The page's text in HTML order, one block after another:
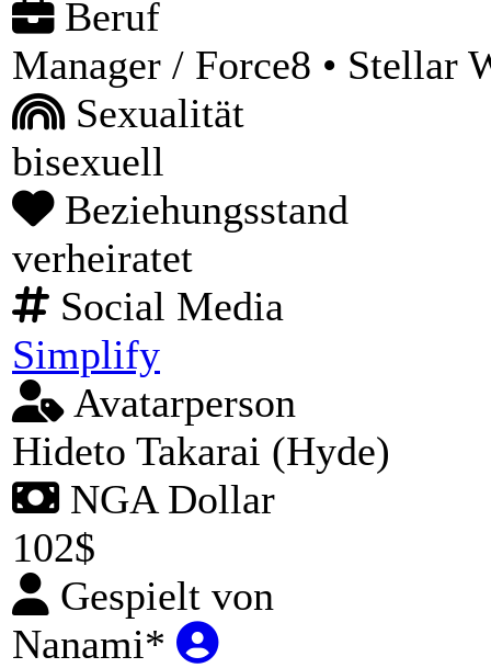
Beruf
Manager / Force8 • Stellar
Sexualität
bisexuell
Beziehungsstand
verheiratet
Social Media
Simplify
Avatarperson
Hideto Takarai (Hyde)
NGA Dollar
102$
Gespielt von
Nanami*